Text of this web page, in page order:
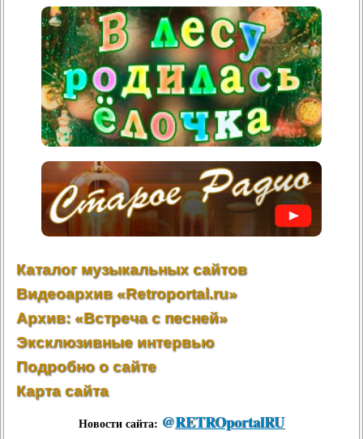
Каталог музыкальных сайтов
Видеоархив «Retroportal.ru»
Архив: «Встреча с песней»
Эксклюзивные интервью
Подробно о сайте
Карта сайта
Новости сайта: @RETROportalRU